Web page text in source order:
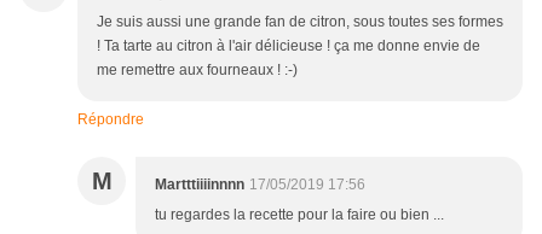
Je suis aussi une grande fan de citron, sous toutes ses formes
! Ta tarte au citron à l'air délicieuse ! ça me donne envie de
me remettre aux fourneaux ! :-)
Répondre
M Martttiiiinnnn 17/05/2019 17:56
tu regardes la recette pour la faire ou bien ...